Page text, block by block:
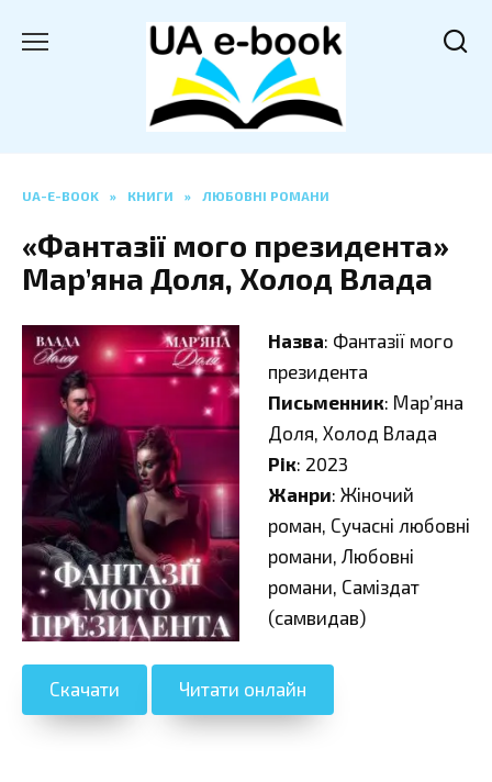
UA-E-BOOK » КНИГИ » ЛЮБОВНІ РОМАНИ
«Фантазії мого президента»
Мар’яна Доля, Холод Влада
Назва: Фантазії мого
президента
Письменник: Мар’яна
Доля, Холод Влада
Рік: 2023
Жанри: Жіночий
роман, Сучасні любовні
романи, Любовні
романи, Саміздат
(самвидав)
Скачати Читати онлайн